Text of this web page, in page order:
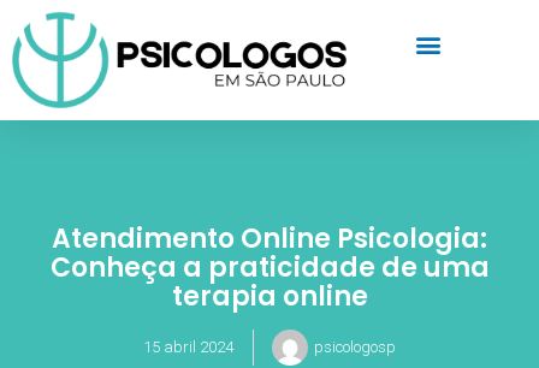
Atendimento Online Psicologia:
Conheça a praticidade de uma
terapia online
15 abril 2024 psicologosp